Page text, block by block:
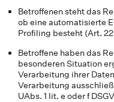
Betroffenen steht das
ob eine automatisierte
Profiling besteht (Art. 22
Betroffene haben das
besonderen Situation
Verarbeitung ihrer
Verarbeitung
UAbs. 1 lit. e oder f